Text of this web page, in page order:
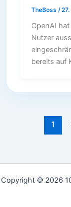
TheBoss /
OpenAI
Nutzer
bereits auf
1
Copyright © 2026